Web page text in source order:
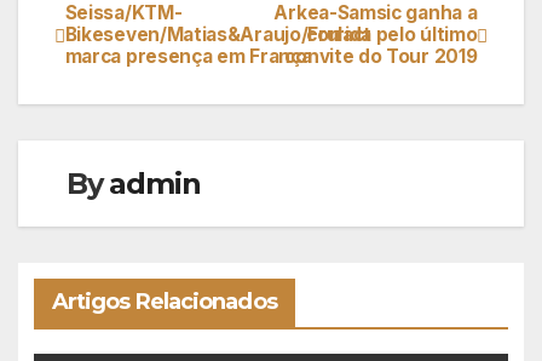
Navegação
de
Arkea-Samsic ganha a
corrida pelo último
convite do Tour 2019
Seissa/KTM-
Bikeseven/Matias&Araujo/Frulact
marca presença em França
Byadmin
Artigos Relacionados